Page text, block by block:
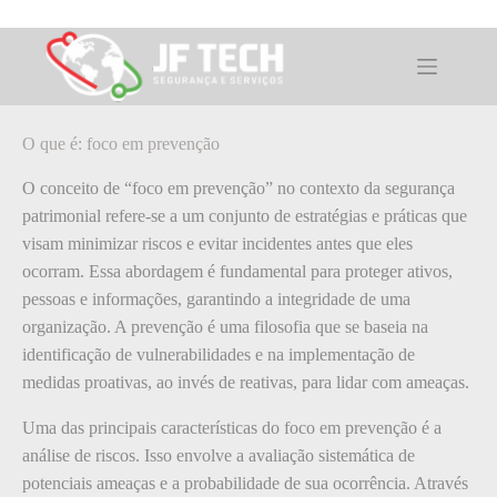
para
conteúdoO que é: foco em prevenção
O que é: foco em prevenção
O conceito de “foco em prevenção” no contexto da segurança
patrimonial refere-se a um conjunto de estratégias e práticas que
visam minimizar riscos e evitar incidentes antes que eles
ocorram. Essa abordagem é fundamental para proteger ativos,
pessoas e informações, garantindo a integridade de uma
organização. A prevenção é uma filosofia que se baseia na
identificação de vulnerabilidades e na implementação de
medidas proativas, ao invés de reativas, para lidar com ameaças.
Uma das principais características do foco em prevenção é a
análise de riscos. Isso envolve a avaliação sistemática de
potenciais ameaças e a probabilidade de sua ocorrência. Através